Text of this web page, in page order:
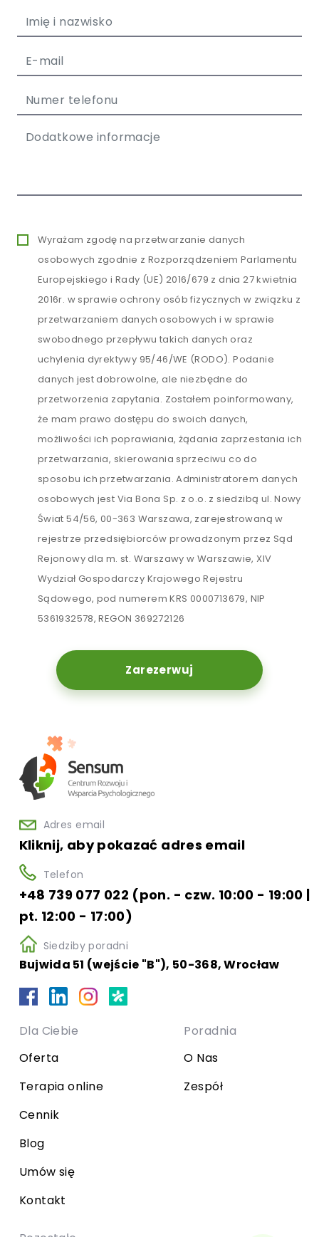
Wyrażam zgodę na przetwarzanie danych
osobowych zgodnie z Rozporządzeniem Parlamentu
Europejskiego i Rady (UE) 2016/679 z dnia 27 kwietnia
2016r. w sprawie ochrony osób fizycznych w związku z
przetwarzaniem danych osobowych i w sprawie
swobodnego przepływu takich danych oraz
uchylenia dyrektywy 95/46/WE (RODO). Podanie
danych jest dobrowolne, ale niezbędne do
przetworzenia zapytania. Zostałem poinformowany,
że mam prawo dostępu do swoich danych,
możliwości ich poprawiania, żądania zaprzestania ich
przetwarzania, skierowania sprzeciwu co do
sposobu ich przetwarzania. Administratorem danych
osobowych jest Via Bona Sp. z o.o. z siedzibą ul. Nowy
Świat 54/56, 00-363 Warszawa, zarejestrowaną w
rejestrze przedsiębiorców prowadzonym przez Sąd
Rejonowy dla m. st. Warszawy w Warszawie, XIV
Wydział Gospodarczy Krajowego Rejestru
Sądowego, pod numerem KRS 0000713679, NIP
5361932578, REGON 369272126
Zarezerwuj
Adres email
Kliknij, aby pokazać adres email
Telefon
+48 739 077 022 (pon. - czw. 10:00 - 19:00 |
pt. 12:00 - 17:00)
Siedziby poradni
Bujwida 51 (wejście "B"), 50-368, Wrocław
Dla Ciebie
Oferta
Terapia online
Cennik
Blog
Umów się
Kontakt
Poradnia
O Nas
Zespół